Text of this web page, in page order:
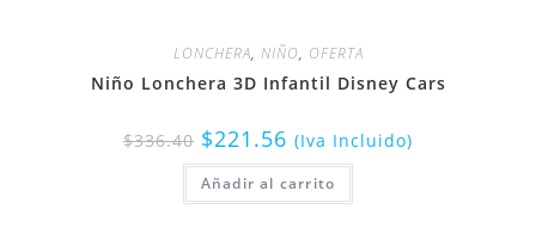
LONCHERA, NIÑO, OFERTA
Niño Lonchera 3D Infantil Disney Cars
$336.40 $221.56 (Iva Incluido)
Añadir al carrito